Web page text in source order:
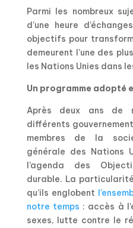
Parmi les nombreux
d’une heure
objectifs pour
demeurent l’une des
les Nations Unies dans
Un programme adopté
Après deux ans de
différents
membres de la
générale des Nations
l’agenda des
durable. La
qu’ils englobent
notre temps : accès à
sexes, lutte contre le